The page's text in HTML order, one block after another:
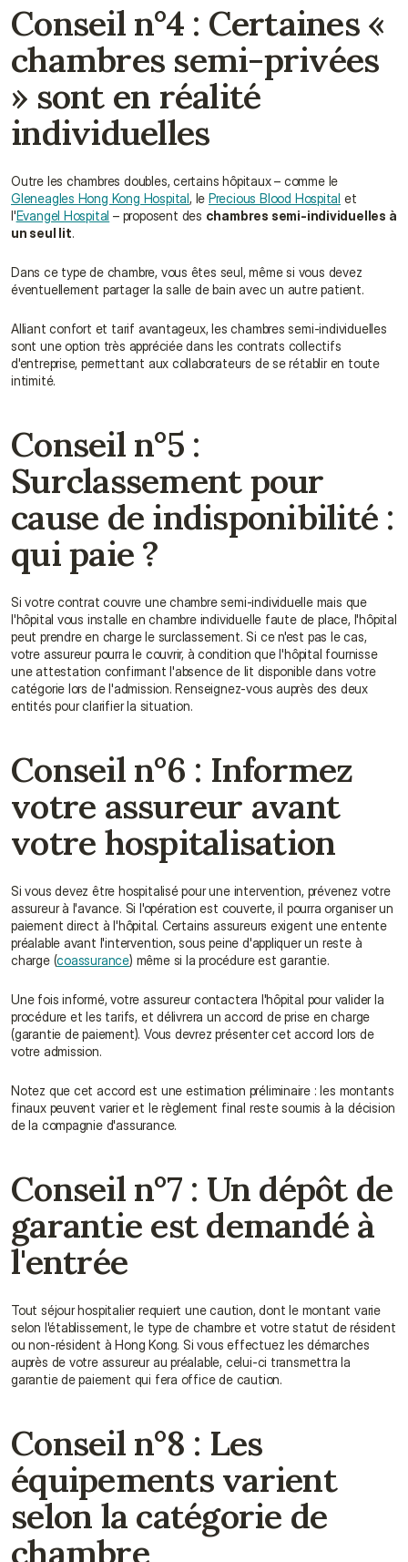
Conseil n°4 : Certaines «
chambres semi-privées
» sont en réalité
individuelles
Gleneagles Hong Kong Hospital, le Precious Blood Hospital et
l'Evangel Hospital – proposent des chambres semi-individuelles à
un seul lit.
Dans ce type de chambre, vous êtes seul, même si vous devez
éventuellement partager la salle de bain avec un autre patient.
Alliant confort et tarif avantageux, les chambres semi-individuelles
sont une option très appréciée dans les contrats collectifs
d'entreprise, permettant aux collaborateurs de se rétablir en toute
intimité.
Conseil n°5 :
Surclassement pour
cause de indisponibilité :
qui paie ?
Si votre contrat couvre une chambre semi-individuelle mais que
l'hôpital vous installe en chambre individuelle faute de place, l'hôpital
peut prendre en charge le surclassement. Si ce n'est pas le cas,
votre assureur pourra le couvrir, à condition que l'hôpital fournisse
une attestation confirmant l'absence de lit disponible dans votre
catégorie lors de l'admission. Renseignez-vous auprès des deux
entités pour clarifier la situation.
Conseil n°6 : Informez
votre assureur avant
votre hospitalisation
Si vous devez être hospitalisé pour une intervention, prévenez votre
assureur à l'avance. Si l'opération est couverte, il pourra organiser un
paiement direct à l'hôpital. Certains assureurs exigent une entente
préalable avant l'intervention, sous peine d'appliquer un reste à
charge (coassurance) même si la procédure est garantie.
Une fois informé, votre assureur contactera l'hôpital pour valider la
procédure et les tarifs, et délivrera un accord de prise en charge
(garantie de paiement). Vous devrez présenter cet accord lors de
votre admission.
Notez que cet accord est une estimation préliminaire : les montants
finaux peuvent varier et le règlement final reste soumis à la décision
de la compagnie d'assurance.
Conseil n°7 : Un dépôt de
garantie est demandé à
l'entrée
Tout séjour hospitalier requiert une caution, dont le montant varie
selon l'établissement, le type de chambre et votre statut de résident
ou non-résident à Hong Kong. Si vous effectuez les démarches
auprès de votre assureur au préalable, celui-ci transmettra la
garantie de paiement qui fera office de caution.
Conseil n°8 : Les
équipements varient
selon la catégorie de
chambre